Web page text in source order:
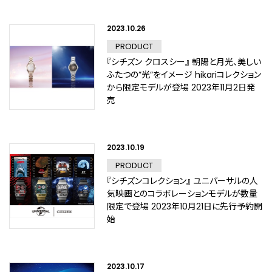
2023.10.26
PRODUCT
『シチズン クロスシー』 朝陽と月光、美しい
ふたつの”光”をイメージ hikariコレクション
から限定モデルが登場 2023年11月2日発
売
2023.10.19
PRODUCT
『シチズンコレクション』 ユニバーサルの人
気映画とのコラボレーションモデルが数量
限定で登場 2023年10月21日に先行予約開
始
2023.10.17